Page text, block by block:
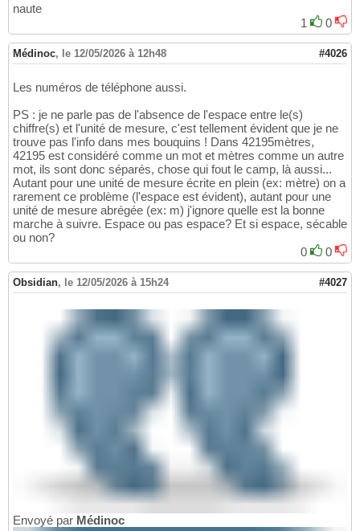
naute
1
0
Médinoc, le 12/05/2026 à 12h48 #4026
Les numéros de téléphone aussi.
PS : je ne parle pas de l'absence de l'espace entre le(s)
chiffre(s) et l'unité de mesure, c'est tellement évident que je ne
trouve pas l'info dans mes bouquins ! Dans 42195mètres,
42195 est considéré comme un mot et mètres comme un autre
mot, ils sont donc séparés, chose qui fout le camp, là aussi...
Autant pour une unité de mesure écrite en plein (ex: mètre) on a
rarement ce problème (l'espace est évident), autant pour une
unité de mesure abrégée (ex: m) j'ignore quelle est la bonne
marche à suivre. Espace ou pas espace? Et si espace, sécable
ou non?
0
0
Obsidian, le 12/05/2026 à 15h24 #4027
Envoyé par Médinoc